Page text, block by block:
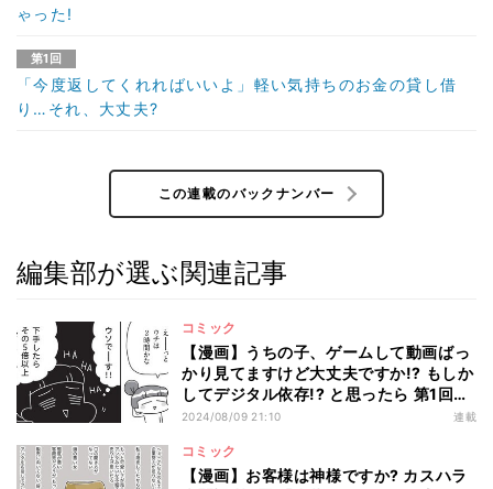
ゃった!
第1回
「今度返してくれればいいよ」軽い気持ちのお金の貸し借
り…それ、大丈夫?
この連載のバックナンバー
編集部が選ぶ関連記事
コミック
【漫画】うちの子、ゲームして動画ばっ
かり見てますけど大丈夫ですか!? もしか
してデジタル依存!? と思ったら 第1回
「1日動画何時間OKにしてる?」子ども
2024/08/09 21:10 連載
コミック
【漫画】お客様は神様ですか? カスハラ